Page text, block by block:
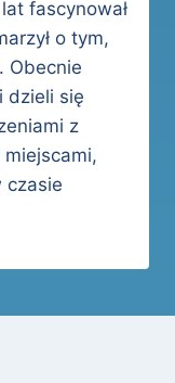
fascynował
o tym,
Obecnie
dzieli się
z
czasie